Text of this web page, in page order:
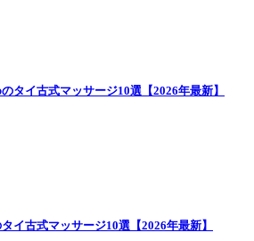
タイ古式マッサージ10選【2026年最新】
イ古式マッサージ10選【2026年最新】